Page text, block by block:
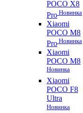
POCO X8
Pro Новинка
Xiaomi
POCO M8
Pro Новинка
Xiaomi
POCO M8
Новинка
Xiaomi
POCO F8
Ultra
Новинка